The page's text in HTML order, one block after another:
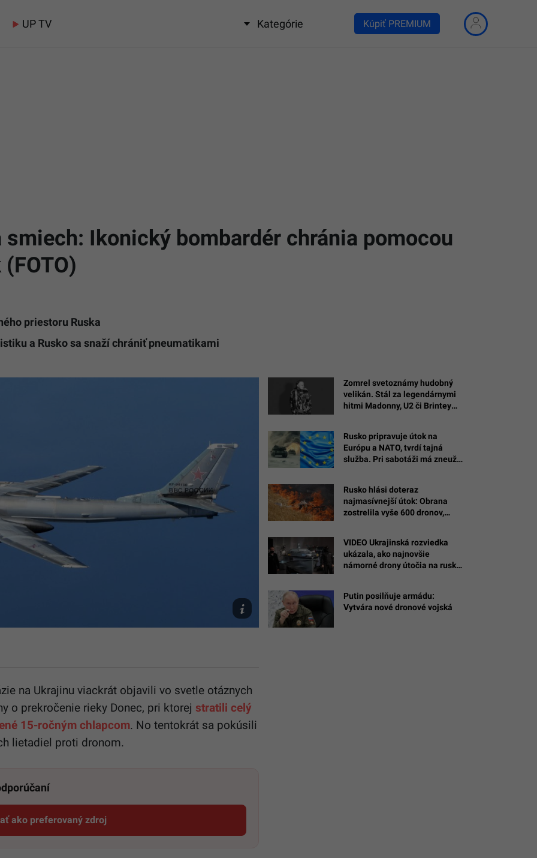
UP TV Kategórie Kúpiť PREMIUM
Ikonický bombardér chránia pomocou
priestoru Ruska
a Rusko sa snaží chrániť pneumatikami
Wikimedia
Commons/RAF/MOD
na Ukrajinu viackrát objavili vo svetle otáznych
o prekročenie rieky Donec, pri ktorej stratili celý
15-ročným chlapcom. No tentokrát sa pokúsili
lietadiel proti dronom.
ako preferovaný zdroj
Startitup, odkaz sa otvorí v novom okne
Zomrel svetoznámy hudobný
velikán. Stál za legendárnymi
hitmi Madonny, U2 či Brintey
Rusko pripravuje útok na
Európu a NATO, tvrdí tajná
služba. Pri sabotáži má zneužiť
Rusko hlási doteraz
najmasívnejší útok: Obrana
zostrelila vyše 600 dronov,
VIDEO Ukrajinská rozviedka
ukázala, ako najnovšie
námorné drony útočia na ruské
Putin posilňuje armádu:
Vytvára nové dronové vojská